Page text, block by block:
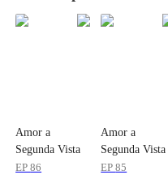
Amor a
Segunda Vista
EP86
Amor a
Segunda Vista
EP85